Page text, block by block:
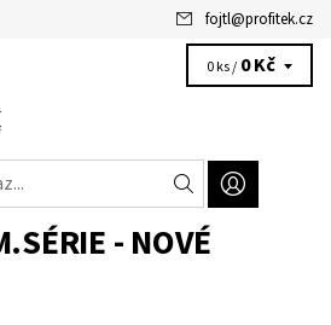
fojtl@profitek.cz
0 ks / 0 Kč
- NOVÉ
vaše virtuální asistentka